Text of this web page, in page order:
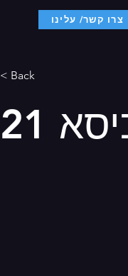
צרו קשר/ עלינו
< Back